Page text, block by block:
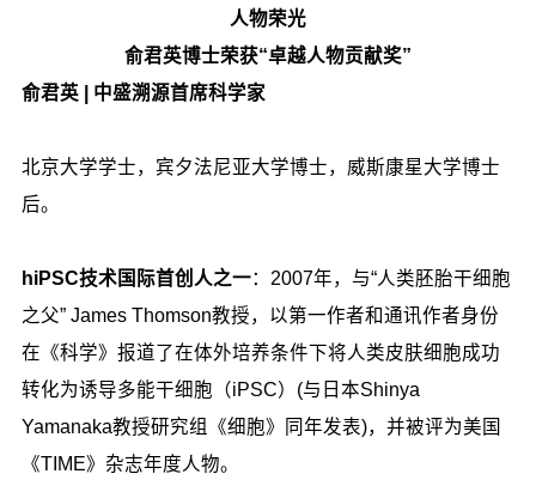
人物荣光
俞君英博士荣获“卓越人物贡献奖”
俞君英 | 中盛溯源首席科学家
北京大学学士，宾夕法尼亚大学博士，威斯康星大学博士
后。
hiPSC技术国际首创人之一：2007年，与“人类胚胎干细胞
之父” James Thomson教授，以第一作者和通讯作者身份
在《科学》报道了在体外培养条件下将人类皮肤细胞成功
转化为诱导多能干细胞（iPSC）(与日本Shinya
Yamanaka教授研究组《细胞》同年发表)，并被评为美国
《TIME》杂志年度人物。